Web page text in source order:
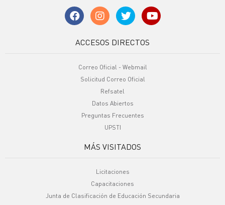
ACCESOS DIRECTOS
Correo Oficial - Webmail
Solicitud Correo Oficial
Refsatel
Datos Abiertos
Preguntas Frecuentes
UPSTI
MÁS VISITADOS
Licitaciones
Capacitaciones
Junta de Clasificación de Educación Secundaria